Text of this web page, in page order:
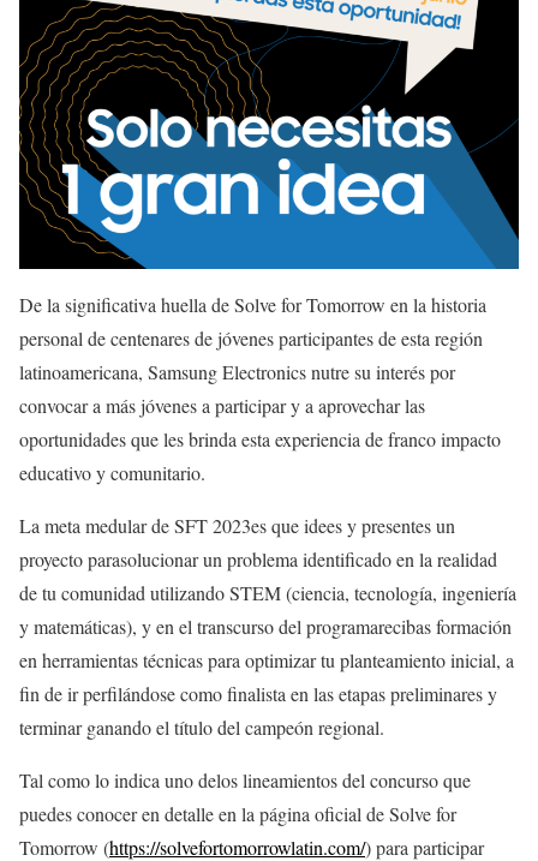
De la significativa huella de Solve for Tomorrow en la historia
personal de centenares de jóvenes participantes de esta región
latinoamericana, Samsung Electronics nutre su interés por
convocar a más jóvenes a participar y a aprovechar las
oportunidades que les brinda esta experiencia de franco impacto
educativo y comunitario.
La meta medular de SFT 2023es que idees y presentes un
proyecto parasolucionar un problema identificado en la realidad
de tu comunidad utilizando STEM (ciencia, tecnología, ingeniería
y matemáticas), y en el transcurso del programarecibas formación
en herramientas técnicas para optimizar tu planteamiento inicial, a
fin de ir perfilándose como finalista en las etapas preliminares y
terminar ganando el título del campeón regional.
Tal como lo indica uno delos lineamientos del concurso que
puedes conocer en detalle en la página oficial de Solve for
Tomorrow (https://solvefortomorrowlatin.com/) para participar